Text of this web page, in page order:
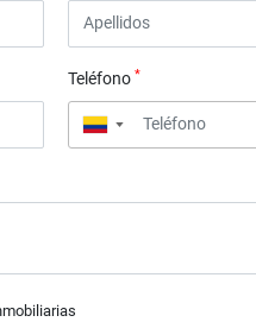
Teléfono *
▼